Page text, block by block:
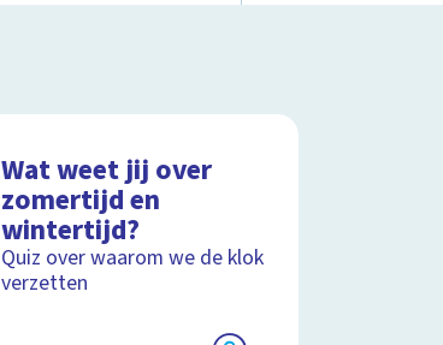
Wat weet jij over
zomertijd en
wintertijd?
Quiz over waarom we de klok
verzetten